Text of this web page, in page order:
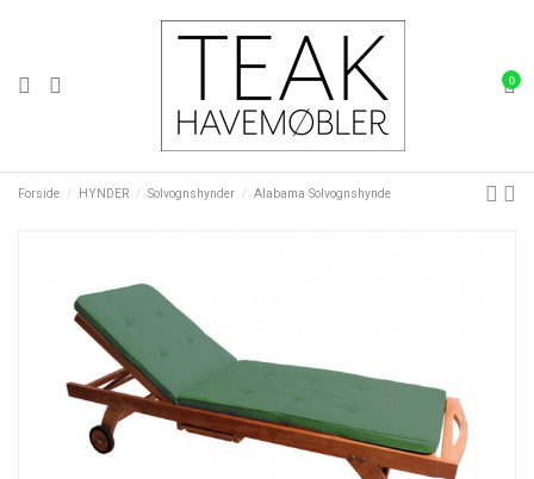
0
Forside HYNDER Solvognshynder Alabama Solvognshynde